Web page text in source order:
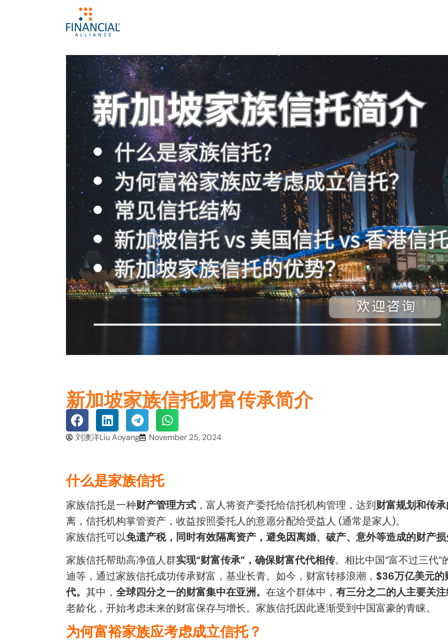
新加坡家族信托财富传承简介
刘澳洋Liu Aoyang November 25, 2024
什么是家族信托
家族信托是一种财产管理方式 ，富人将资产委托给信托机构管理，达到财富规划和传
离，信托机构掌管资产，收益按照委托人的意愿分配给受益人 (通常是家人)。
家族信托可以免遗产税，同时有效隔离资产，避免因离婚、破产、意外等造成的财产
家族信托帮助高净值人群实现“财富传承”，确保财富代代相传。相比中国“富不过三代
迪等，通过家族信托成功传承财富，基业长青。如今，财富转移浪潮， $36万亿美元的
代。 其中， 全球四分之一的财富集中在亚洲。 在这个群体中， 有三分之二的人主要关
老龄化，开始考虑未来的财富保存与增长。家族信托因此逐渐受到中国富豪的青睐。
为何富裕家族应考虑成立信托？